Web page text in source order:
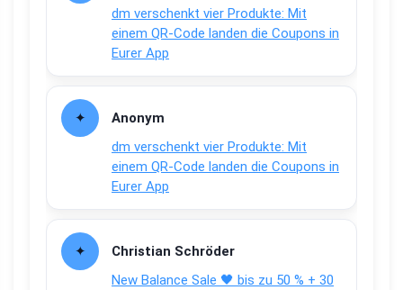
dm verschenkt vier Produkte: Mit
einem QR-Code landen die Coupons in
Eurer App
Anonym
dm verschenkt vier Produkte: Mit
einem QR-Code landen die Coupons in
Eurer App
Christian Schröder
New Balance Sale 🖤 bis zu 50 % + 30